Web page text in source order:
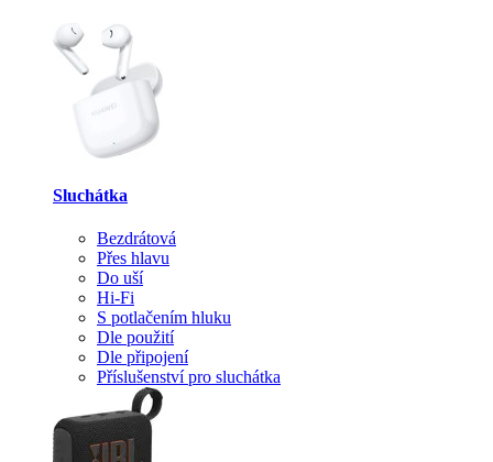
Sluchátka
Bezdrátová
Přes hlavu
Do uší
Hi-Fi
S potlačením hluku
Dle použití
Dle připojení
Příslušenství pro sluchátka